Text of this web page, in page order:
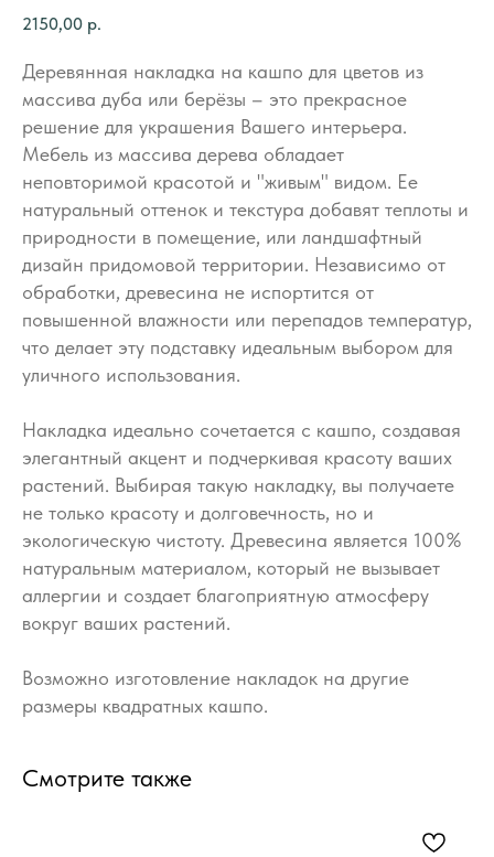
2150,00 р.
Деревянная накладка на кашпо для цветов из
массива дуба или берёзы – это прекрасное
решение для украшения Вашего интерьера.
Мебель из массива дерева обладает
неповторимой красотой и "живым" видом. Ее
натуральный оттенок и текстура добавят теплоты и
природности в помещение, или ландшафтный
дизайн придомовой территории. Независимо от
обработки, древесина не испортится от
повышенной влажности или перепадов температур,
что делает эту подставку идеальным выбором для
уличного использования.
Накладка идеально сочетается с кашпо, создавая
элегантный акцент и подчеркивая красоту ваших
растений. Выбирая такую накладку, вы получаете
не только красоту и долговечность, но и
экологическую чистоту. Древесина является 100%
натуральным материалом, который не вызывает
аллергии и создает благоприятную атмосферу
вокруг ваших растений.
Возможно изготовление накладок на другие
размеры квадратных кашпо.
Смотрите также